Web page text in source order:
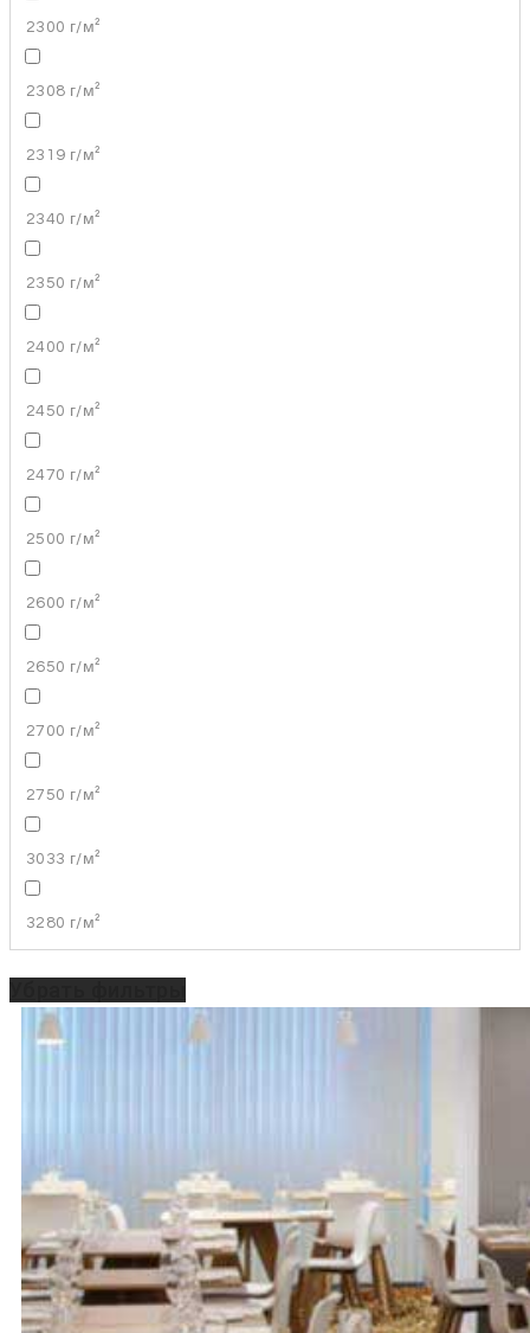
2300 г/м²
2308 г/м²
2319 г/м²
2340 г/м²
2350 г/м²
2400 г/м²
2450 г/м²
2470 г/м²
2500 г/м²
2600 г/м²
2650 г/м²
2700 г/м²
2750 г/м²
3033 г/м²
3280 г/м²